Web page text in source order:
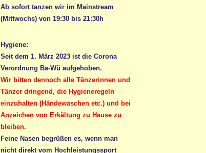
Ab sofort tanzen wir im Mainstream
(Mittwochs) von 19:30 bis 21:30h
Hygiene:
Seit dem 1. März 2023 ist die Corona
Verordnung Ba-Wü aufgehoben.
Wir bitten dennoch alle Tänzerinnen und
Tänzer dringend, die Hygieneregeln
einzuhalten (Händewaschen etc.) und bei
Anzeichen von Erkältung zu Hause zu
bleiben.
Feine Nasen begrüßen es, wenn man
nicht direkt vom Hochleistungssport